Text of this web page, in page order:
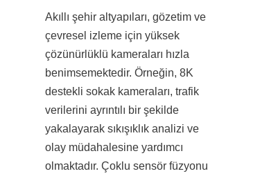
Akıllı şehir altyapıları, gözetim ve
çevresel izleme için yüksek
çözünürlüklü kameraları hızla
benimsemektedir. Örneğin, 8K
destekli sokak kameraları, trafik
verilerini ayrıntılı bir şekilde
yakalayarak sıkışıklık analizi ve
olay müdahalesine yardımcı
olmaktadır. Çoklu sensör füzyonu